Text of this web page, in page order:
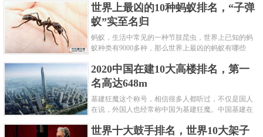
数预言世界末日的人都从宗教......
世界上最凶的10种蚂蚁排名，“子弹
蚁”实至名归
蚂蚁，生活中常见的一种节肢昆虫，世界上已知的蚂
蚁种类有9000多种，那么世界上最凶的蚂蚁有哪些
名吧，其中子弹蚁真的是实至名......
2020中国在建10大高楼排名，第一
名高达648m
基建狂魔这个称号，相信很多人都听过，不仅是国人
在说，外国人也经常称中国为基建狂魔。中国基建在
度快而且质量高，我国的超......
世界十大鼓手排名，世界10大架子